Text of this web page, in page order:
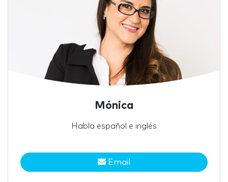
Mónica
Habla español e inglés
Email